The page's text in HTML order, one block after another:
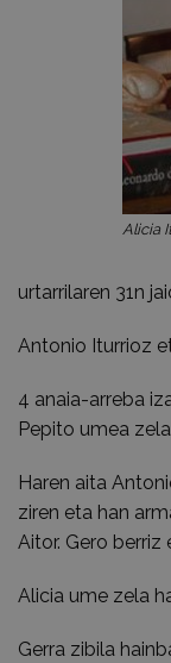
Alicia
urtarrilaren 31n
Antonio Iturrioz
4 anaia-arreba
Pepito umea
Haren aita
ziren eta han
Aitor. Gero berriz
Alicia ume zela
Gerra zibila